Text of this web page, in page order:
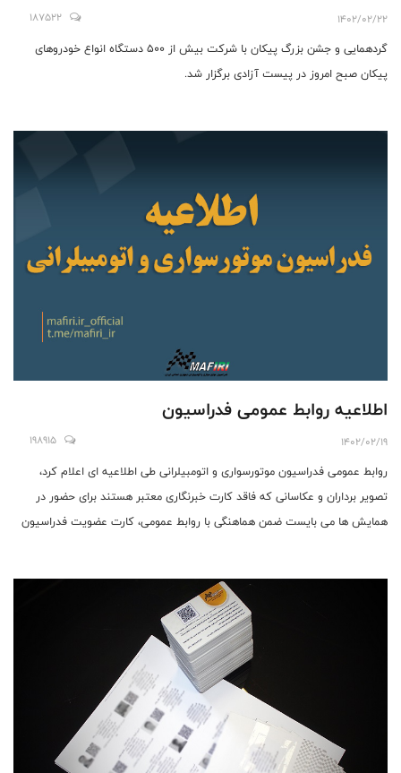
1402/02/22
187522
گردهمایی و جشن بزرگ پیکان با شرکت بیش از ۵۰۰ دستگاه انواع خودروهای
پیکان صبح امروز در پیست آزادی برگزار شد.
اطلاعیه روابط عمومی فدراسیون
1402/02/19
198915
روابط عمومی فدراسیون موتورسواری و اتومبیلرانی طی اطلاعیه ای اعلام کرد،
تصویر برداران و عکاسانی که فاقد کارت خبرنگاری معتبر هستند برای حضور در
همایش ها می بایست ضمن هماهنگی با روابط عمومی، کارت عضویت فدراسیون